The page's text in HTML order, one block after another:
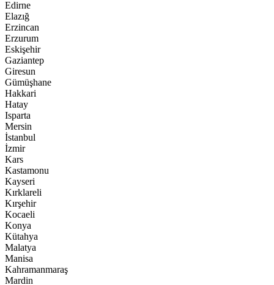
Edirne
Elazığ
Erzincan
Erzurum
Eskişehir
Gaziantep
Giresun
Gümüşhane
Hakkari
Hatay
Isparta
Mersin
İstanbul
İzmir
Kars
Kastamonu
Kayseri
Kırklareli
Kırşehir
Kocaeli
Konya
Kütahya
Malatya
Manisa
Kahramanmaraş
Mardin